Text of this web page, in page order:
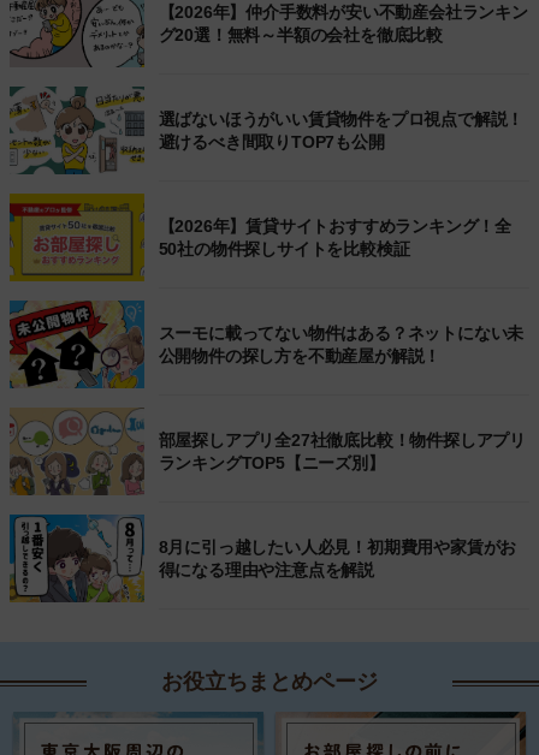
【2026年】仲介手数料が安い不動産会社ランキン
グ20選！無料～半額の会社を徹底比較
選ばないほうがいい賃貸物件をプロ視点で解説！
避けるべき間取りTOP7も公開
【2026年】賃貸サイトおすすめランキング！全
50社の物件探しサイトを比較検証
スーモに載ってない物件はある？ネットにない未
公開物件の探し方を不動産屋が解説！
部屋探しアプリ全27社徹底比較！物件探しアプリ
ランキングTOP5【ニーズ別】
8月に引っ越したい人必見！初期費用や家賃がお
得になる理由や注意点を解説
お役立ちまとめページ